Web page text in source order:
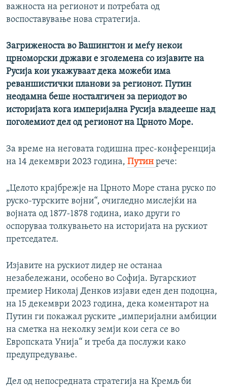
важноста на регионот и потребата од
воспоставување нова стратегија.
Загриженоста во Вашингтон и меѓу некои
црноморски држави е зголемена со изјавите на
Русија кои укажуваат дека можеби има
реваншистички планови за регионот. Путин
неодамна беше носталгичен за периодот во
историјата кога империјална Русија владееше над
поголемиот дел од регионот на Црното Море.
За време на неговата годишна прес-конференција
на 14 декември 2023 година, Путин рече:
„Целото крајбрежје на Црното Море стана руско по
руско-турските војни“, очигледно мислејќи на
војната од 1877-1878 година, иако други го
оспоруваа толкувањето на историјата на рускиот
претседател.
Изјавите на рускиот лидер не останаа
незабележани, особено во Софија. Бугарскиот
премиер Николај Денков изјави еден ден подоцна,
на 15 декември 2023 година, дека коментарот на
Путин ги покажал руските „империјални амбиции
на сметка на неколку земји кои сега се во
Европската Унија“ и треба да послужи како
предупредување.
Дел од непосредната стратегија на Кремљ би